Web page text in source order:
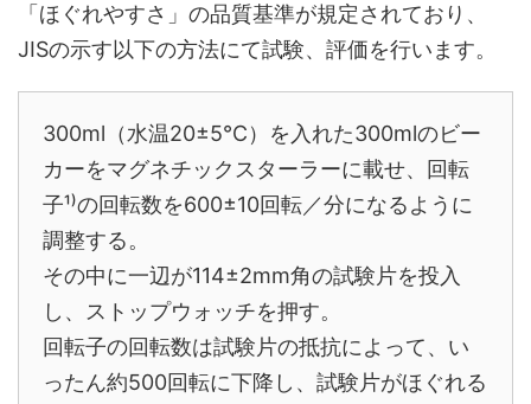
「ほぐれやすさ」の品質基準が規定されており、
JISの示す以下の方法にて試験、評価を行います。
300ml（水温20±5℃）を入れた300mlのビー
カーをマグネチックスターラーに載せ、回転
子¹⁾の回転数を600±10回転／分になるように
調整する。
その中に一辺が114±2mm角の試験片を投入
し、ストップウォッチを押す。
回転子の回転数は試験片の抵抗によって、い
ったん約500回転に下降し、試験片がほぐれる